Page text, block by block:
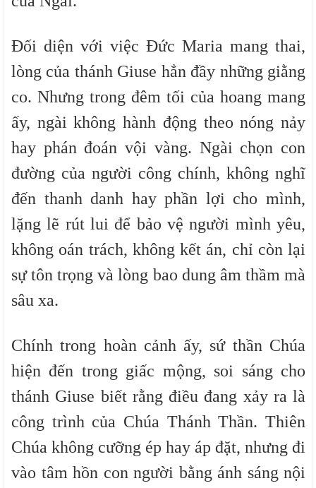
Đối diện với việc Đức Maria mang thai,
lòng của thánh Giuse hẳn đầy những giằng
co. Nhưng trong đêm tối của hoang mang
ấy, ngài không hành động theo nóng nảy
hay phán đoán vội vàng. Ngài chọn con
đường của người công chính, không nghĩ
đến thanh danh hay phần lợi cho mình,
lặng lẽ rút lui để bảo vệ người mình yêu,
không oán trách, không kết án, chỉ còn lại
sự tôn trọng và lòng bao dung âm thầm mà
sâu xa.
Chính trong hoàn cảnh ấy, sứ thần Chúa
hiện đến trong giấc mộng, soi sáng cho
thánh Giuse biết rằng điều đang xảy ra là
công trình của Chúa Thánh Thần. Thiên
Chúa không cưỡng ép hay áp đặt, nhưng đi
vào tâm hồn con người bằng ánh sáng nội